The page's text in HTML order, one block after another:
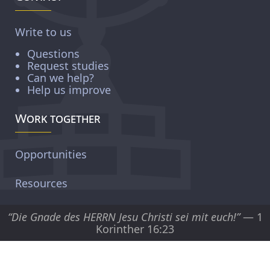
Write to us
Questions
Request studies
Can we help?
Help us improve
Work together
Opportunities
Resources
“Die Gnade des HERRN Jesu Christi sei mit euch!”— 1
Korinther 16:23